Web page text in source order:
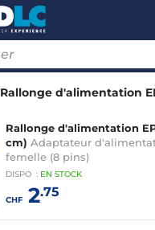
Rallonge d'alimentation
Rallonge d'alimentation
cm) Adaptateur
femelle (8 pins)
DISPO : EN STOCK
CHF2.75